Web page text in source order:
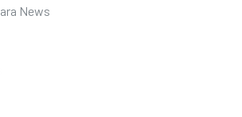
News